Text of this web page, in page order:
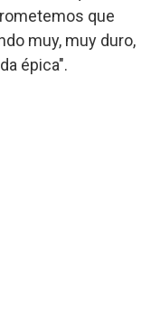
que
muy, muy duro,
épica".